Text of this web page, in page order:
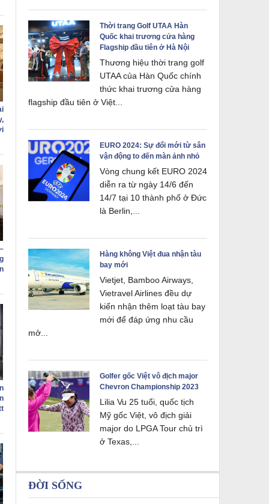
Thời trang Golf UTAA Hàn
Quốc khai trương cửa hàng
Flagship đầu tiên ở Hà Nội
Thương hiệu thời trang golf
UTAA của Hàn Quốc chính
thức khai trương cửa hàng
flagship đầu tiên ở Việt...
EURO 2024: Sự đổi mới từ sân
vận động to đến màn ảnh nhỏ
Vòng chung kết EURO 2024
diễn ra từ ngày 14/6 đến
14/7 tại 10 thành phố ở Đức
là Berlin,...
Hàng không Việt đua nhận tàu
bay mới
Vietjet, Bamboo Airways,
Vietravel Airlines đều dự
kiến nhận thêm loạt tàu bay
mới để đáp ứng nhu cầu
mở...
Golfer gốc Việt vô địch major
Chevron Championship 2023
Lilia Vu 25 tuổi, quốc tịch
Mỹ gốc Việt, vô địch giải
major do LPGA Tour chủ trì
ở Texas,...
ĐỜI SỐNG